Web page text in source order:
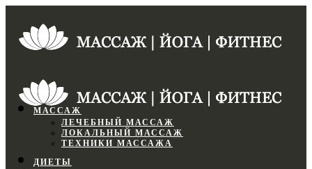
МАССАЖ
ЛЕЧЕБНЫЙ МАССАЖ
ЛОКАЛЬНЫЙ МАССАЖ
ТЕХНИКИ МАССАЖА
ДИЕТЫ